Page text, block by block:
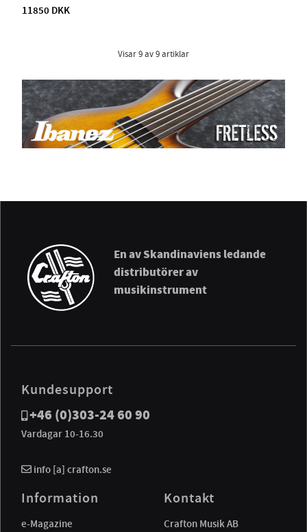
11850 DKK
Visar9av9artiklar
En av Skandinaviens ledande
distributörer av
musikinstrument
Kundesupport
+46 (0)303-24 60 90
Vardagar 10-16.30
info [a] crafton.se
Information
e-Magazine
Kontakt
Crafton Musik AB